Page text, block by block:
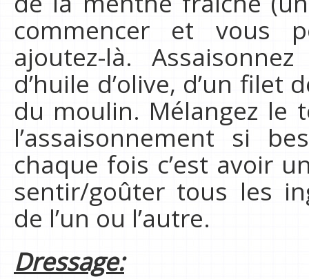
commencer et vous
ajoutez-là.
d’huile d’olive, d’un
du moulin. Mélangez le
l’assaisonnement si
chaque fois c’est avoir
sentir/goûter tous les
de l’un ou l’autre.
Dressage: